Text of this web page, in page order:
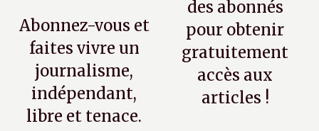
Abonnez-vous et
faites vivre un
journalisme,
indépendant,
libre et tenace.
des abonnés
pour obtenir
gratuitement
accès aux
articles !